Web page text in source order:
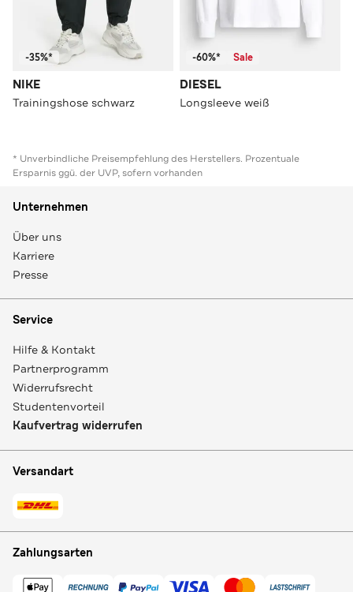
-35%*
NIKE
Trainingshose schwarz
-60%* Sale
DIESEL
Longsleeve weiß
* Unverbindliche Preisempfehlung des Herstellers. Prozentuale
Ersparnis ggü. der UVP, sofern vorhanden
Unternehmen
Über uns
Karriere
Presse
Service
Hilfe & Kontakt
Partnerprogramm
Widerrufsrecht
Studentenvorteil
Kaufvertrag widerrufen
Versandart
Zahlungsarten